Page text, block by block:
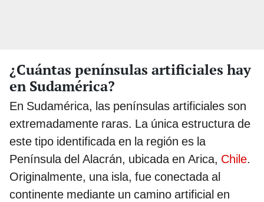
¿Cuántas penínsulas artificiales hay
en Sudamérica?
En Sudamérica, las penínsulas artificiales son
extremadamente raras. La única estructura de
este tipo identificada en la región es la
Península del Alacrán, ubicada en Arica, Chile.
Originalmente, una isla, fue conectada al
continente mediante un camino artificial en